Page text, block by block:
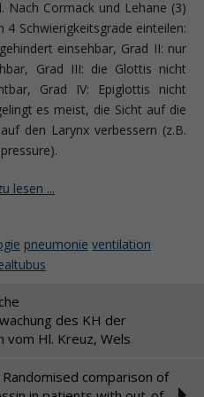
Nach Cormack und Lehane (3)
Schwierigkeitsgrade einteilen:
einsehbar, Grad II: nur
Grad III: die Glottis nicht
Grad IV: Epiglottis nicht
es meist, die Sicht auf die
den Larynx verbessern (z.B.
lesen ...
pneumonie ventilation
des KH der
vom Hl. Kreuz, Wels
comparison of